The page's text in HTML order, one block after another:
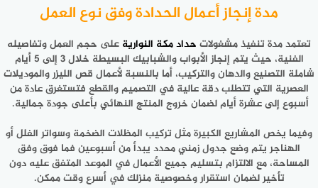
مدة إنجاز أعمال الحدادة وفق نوع العمل
تعتمد مدة تنفيذ مشغولات حداد مكة النوارية على حجم العمل وتفاصيله
الفنية، حيث يتم إنجاز الأبواب والشبابيك البسيطة خلال 3 إلى 5 أيام
شاملة التصنيع والدهان والتركيب، أما بالنسبة لأعمال قص الليزر والموديلات
العصرية التي تتطلب دقة عالية في التصميم والقطع فتستغرق عادة من
أسبوع إلى عشرة أيام لضمان خروج المنتج النهائي بأعلى جودة جمالية.
وفيما يخص المشاريع الكبيرة مثل تركيب المظلات الضخمة وسواتر الفلل أو
الهناجر يتم وضع جدول زمني محدد يبدأ من أسبوعين فما فوق وفق
المساحة، مع الالتزام بتسليم جميع الأعمال في الموعد المتفق عليه دون
تأخير لضمان استقرار وخصوصية منزلك في أسرع وقت ممكن.